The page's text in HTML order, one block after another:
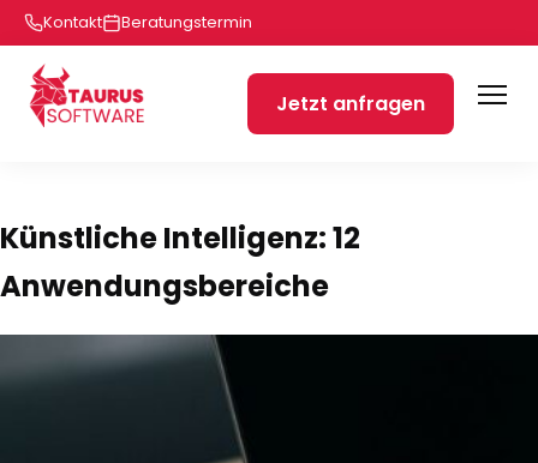
Kontakt Beratungstermin
Jetzt anfragen
Künstliche Intelligenz: 12
Anwendungsbereiche